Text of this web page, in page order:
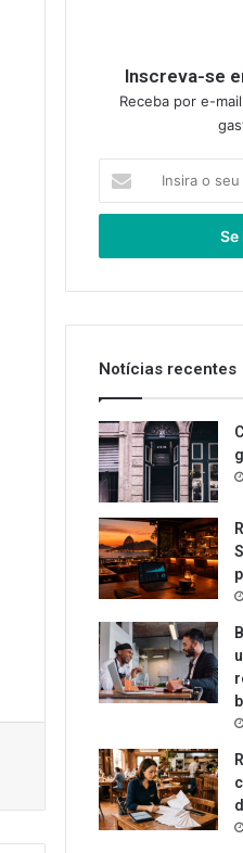
Inscreva-se
Receba por e-
seu
de
Notícias recentes